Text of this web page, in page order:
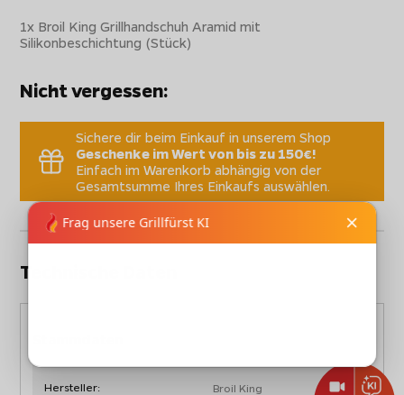
1x Broil King Grillhandschuh Aramid mit
Silikonbeschichtung (Stück)
Nicht vergessen:
Sichere dir beim Einkauf in unserem Shop
Geschenke im Wert von bis zu 150€!
Einfach im Warenkorb abhängig von der
Gesamtsumme Ihres Einkaufs auswählen.
Technische Daten
Hersteller: Broil King